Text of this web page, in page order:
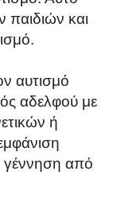
παιδιών και
αυτισμό
αδελφού με
ή
γέννηση από